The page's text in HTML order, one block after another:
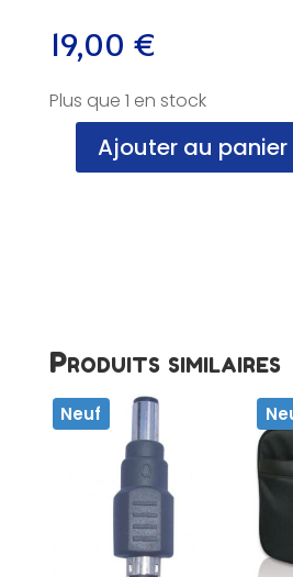
19,00 €
Plus que 1 en stock
quantité
URBAN
FACTORY,
NF
Ajouter au panier
Produits similaires
Neuf